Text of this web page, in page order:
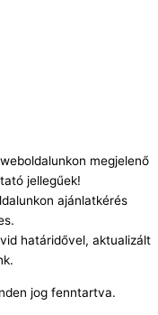
megjelenő
jellegűek!
ajánlatkérés
határidővel, aktualizált
jog fenntartva.